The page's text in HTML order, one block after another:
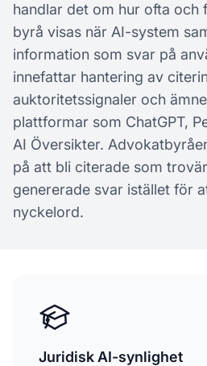
handlar det om hur ofta och
byrå visas när AI-system
information som svar på
innefattar hantering av
auktoritetssignaler och
plattformar som ChatGPT,
AI Översikter.
på att bli citerade som
genererade svar istället för
nyckelord.
Juridisk AI-synlighet